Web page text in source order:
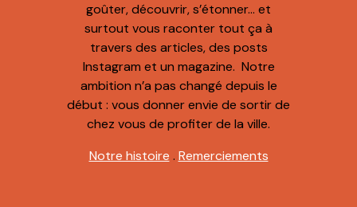
goûter, découvrir, s’étonner… et
surtout vous raconter tout ça à
travers des articles, des posts
Instagram et un magazine. Notre
ambition n’a pas changé depuis le
début : vous donner envie de sortir de
chez vous de profiter de la ville.
Notre histoire . Remerciements